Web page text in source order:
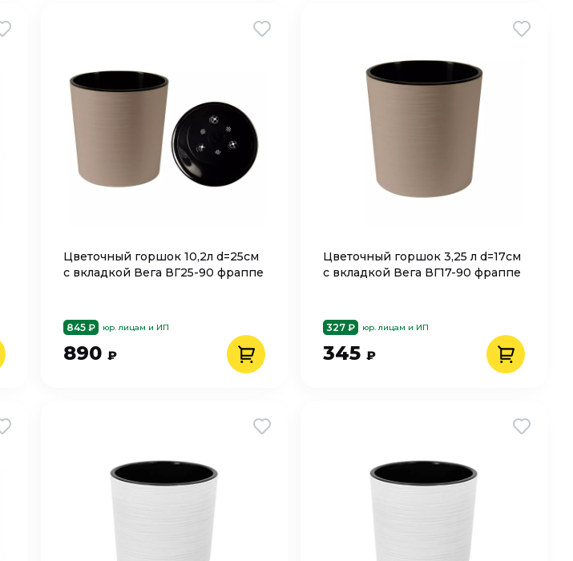
Цветочный горшок 10,2л d=25см
с вкладкой Вега ВГ25-90 фраппе
845 ₽ юр. лицам и ИП
890 ₽
Цветочный горшок 3,25 л d=17см
с вкладкой Вега ВГ17-90 фраппе
327 ₽ юр. лицам и ИП
345 ₽